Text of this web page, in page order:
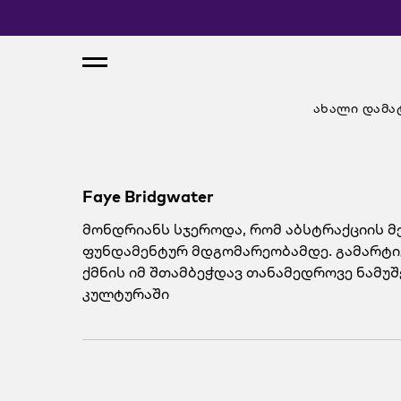
ახალი
Faye Bridgwater
მონდრიანს სჯეროდა, რომ აბსტრაქციის
ფუნდამენტურ მდგომარეობამდე.
ქმნის იმ შთამბეჭდავ თანამედროვე
კულტურაში